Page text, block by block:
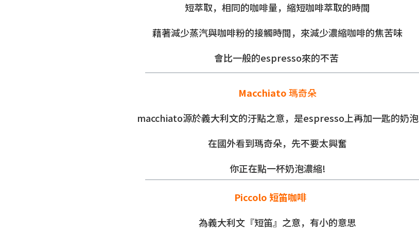
短萃取，相同的咖啡量，縮短咖啡萃取的時間
藉著減少蒸汽與咖啡粉的接觸時間，來減少濃縮咖啡的焦苦味
會比一般的espresso來的不苦
Macchiato瑪奇朵
macchiato源於義大利文的汙點之意，是espresso上再加一匙的奶泡
在國外看到瑪奇朵，先不要太興奮
你正在點一杯奶泡濃縮!
Piccolo 短笛咖啡
為義大利文『短笛』之意，有小的意思